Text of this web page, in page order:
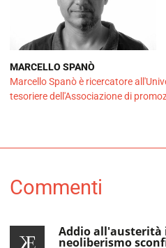
MARCELLO SPANÒ
Marcello Spanò è ricercatore
tesoriere dell'Associazione di
Commenti
Addio all'austerità
neoliberismo